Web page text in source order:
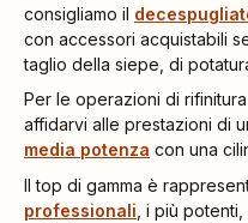
consigliamo il
con accessori acquistabili
taglio della siepe, di
Per le operazioni di
affidarvi alle prestazioni di
media potenza con una
Il top di gamma è
professionali i più potenti,